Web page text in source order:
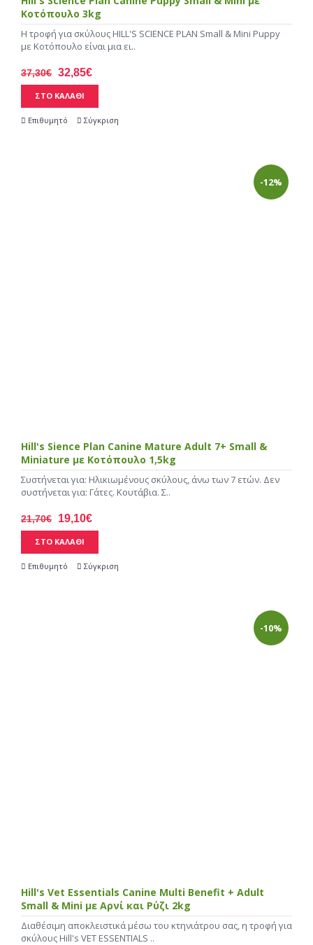
Κοτόπουλο 3kg
Η τροφή για σκύλους HILL'S SCIENCE PLAN Small & Mini Puppy
με Κοτόπουλο είναι μια ει..
37,30€ 32,85€
ΣΤΟ ΚΑΛΑΘΙ
Επιθυμητό Σύγκριση
-12%
Hill's Sience Plan Canine Mature Adult 7+ Small &
Miniature με Κοτόπουλο 1,5kg
Συστήνεται για: Ηλικιωμένους σκύλους, άνω των 7 ετών. Δεν
συστήνεται για: Γάτες. Κουτάβια. Σ..
21,70€ 19,10€
ΣΤΟ ΚΑΛΑΘΙ
Επιθυμητό Σύγκριση
-10%
Hill's Vet Essentials Canine Multi Benefit + Adult
Small & Mini με Αρνί και Ρύζι 2kg
Διαθέσιμη αποκλειστικά μέσω του κτηνιάτρου σας, η τροφή για
σκύλους Hill's VET ESSENTIALS ..